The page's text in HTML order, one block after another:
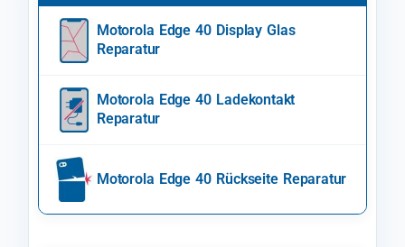
Motorola Edge 40 Display Glas
Reparatur
Motorola Edge 40 Ladekontakt
Reparatur
Motorola Edge 40 Rückseite Reparatur